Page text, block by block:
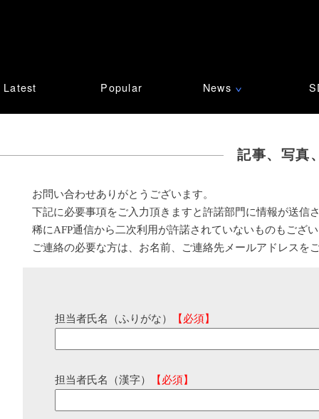
Latest Popular News ∨
記事、写真
お問い合わせありがとうございます。
下記に必要事項をご入力頂きますと許諾部門に情報が送信
稀にAFP通信から二次利用が許諾されていないものもござ
ご連絡の必要な方は、お名前、ご連絡先メールアドレスを
担当者氏名（ふりがな） 【必須】
担当者氏名（漢字） 【必須】